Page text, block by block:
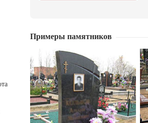
Примеры памятников